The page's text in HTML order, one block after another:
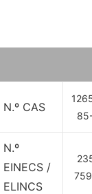
N.º CAS
N.º
EINECS /
ELINCS